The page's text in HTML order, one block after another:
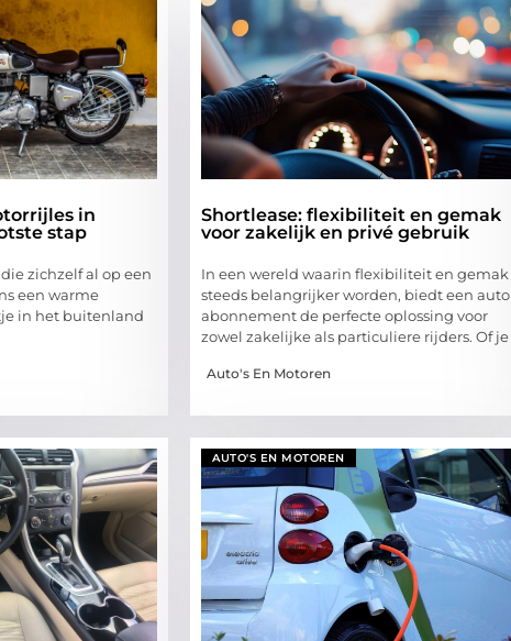
in
stap
zichzelf al op een
een warme
in het buitenland
Shortlease: flexibiliteit en gemak
voor zakelijk en privé gebruik
In een wereld waarin flexibiliteit en gemak
steeds belangrijker worden, biedt een auto
abonnement de perfecte oplossing voor
zowel zakelijke als particuliere rijders. Of je
Auto's En Motoren
AUTO'S EN MOTOREN